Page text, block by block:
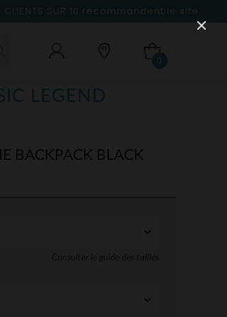
SUR 10 recommandent le site
0
LEGEND
BACKPACK BLACK
Consulter le guide des tailles